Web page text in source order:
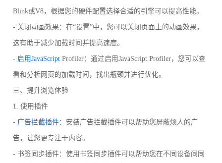
Blink或V8，根据您的硬件配置选择合适的引擎可以提高性能。
- 关闭动画效果：在“设置”中，您可以关闭页面上的动画效果，
这有助于减少加载时间并提高速度。
- 启用JavaScriptProfiler：通过启用JavaScript Profiler，您可以查
看和分析网页的加载时间，找出瓶颈并进行优化。
三、提升浏览体验
1. 使用插件
- 广告拦截插件：安装广告拦截插件可以帮助您屏蔽烦人的广
告，让您更专注于内容。
- 书签同步插件：使用书签同步插件可以帮助您在不同设备间同